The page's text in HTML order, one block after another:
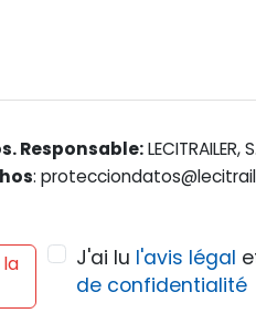
Responsable:LECITRAILER,
:
J'ai lu l'avis légal
de confidentialité